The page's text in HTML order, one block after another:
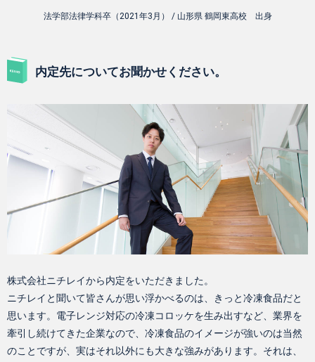
法学部法律学科卒（2021年3月） / 山形県 鶴岡東高校 出身
内定先についてお聞かせください。
株式会社ニチレイから内定をいただきました。
ニチレイと聞いて皆さんが思い浮かべるのは、きっと冷凍食品だと
思います。電子レンジ対応の冷凍コロッケを生み出すなど、業界を
牽引し続けてきた企業なので、冷凍食品のイメージが強いのは当然
のことですが、実はそれ以外にも大きな強みがあります。それは、